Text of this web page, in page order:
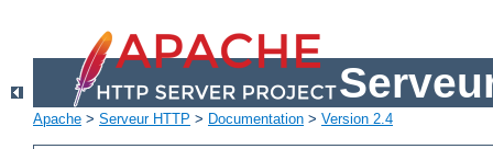
Apache > Serveur HTTP > Documentation > Version 2.4